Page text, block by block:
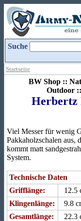
Suche
Startseite
BW Shop ::
Outdoor
Herbertz
Viel Messer für wenig
Pakkaholzschalen aus,
kommt matt
System.
Technische Daten
Grifflänge:
12.5
Klingenlänge:
9.8
Gesamtlänge:
22.3